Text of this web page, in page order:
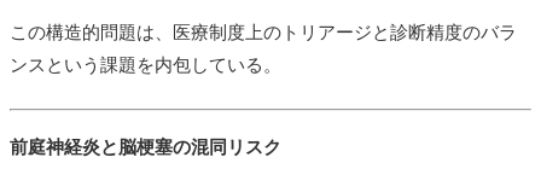
この構造的問題は、医療制度上のトリアージと診断精度のバラ
ンスという課題を内包している。
前庭神経炎と脳梗塞の混同リスク